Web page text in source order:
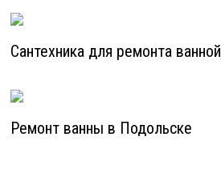
Сантехника для ремонта ванной
Ремонт ванны в Подольске